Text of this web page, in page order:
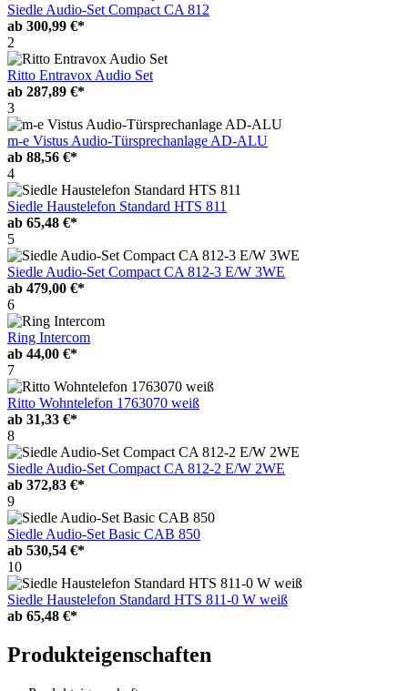
Siedle Audio-Set Compact CA 812
ab 300,99 €*
2
Ritto Entravox Audio Set
ab 287,89 €*
3
m-e Vistus Audio-Türsprechanlage AD-ALU
ab 88,56 €*
4
Siedle Haustelefon Standard HTS 811
ab 65,48 €*
5
Siedle Audio-Set Compact CA 812-3 E/W 3WE
ab 479,00 €*
6
Ring Intercom
ab 44,00 €*
7
Ritto Wohntelefon 1763070 weiß
ab 31,33 €*
8
Siedle Audio-Set Compact CA 812-2 E/W 2WE
ab 372,83 €*
9
Siedle Audio-Set Basic CAB 850
ab 530,54 €*
10
Siedle Haustelefon Standard HTS 811-0 W weiß
ab 65,48 €*
Produkteigenschaften